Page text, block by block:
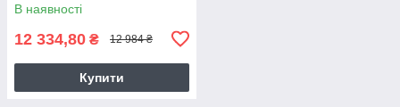
В наявності
12 334,80 ₴ 12 984 ₴
Купити